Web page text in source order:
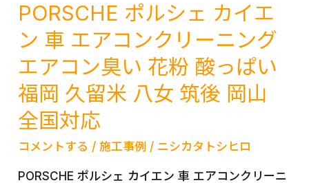
効
果
な
カ
ビ
対
策
ラ
レ
コ・
バ
ッ
ク
カ
メ
PORSCHE ポルシェ カイエ
ン 車 エアコンクリーニング
エアコン臭い 花粉 酸っぱい
福岡 久留米 八女 筑後 岡山
全国対応
コメントする /施工事例 / ニシカタトシヒロ
PORSCHE ポルシェ カイエン 車 エアコンクリーニ